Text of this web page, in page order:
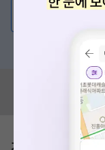
💬 무엇이든 물
혹시 잘못된 병
모두닥 팀에 알려
가격표